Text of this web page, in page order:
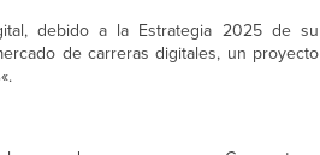
debido a la Estrategia 2025 de su
de carreras digitales, un proyecto
«.